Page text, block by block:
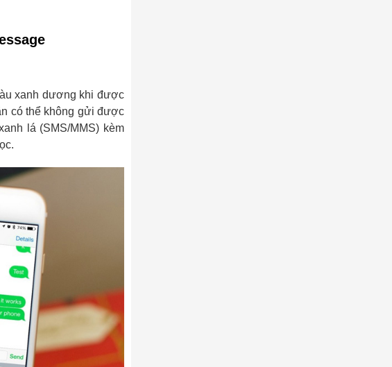
xanh dương khi được
có thể không gửi được
lá (SMS/MMS) kèm